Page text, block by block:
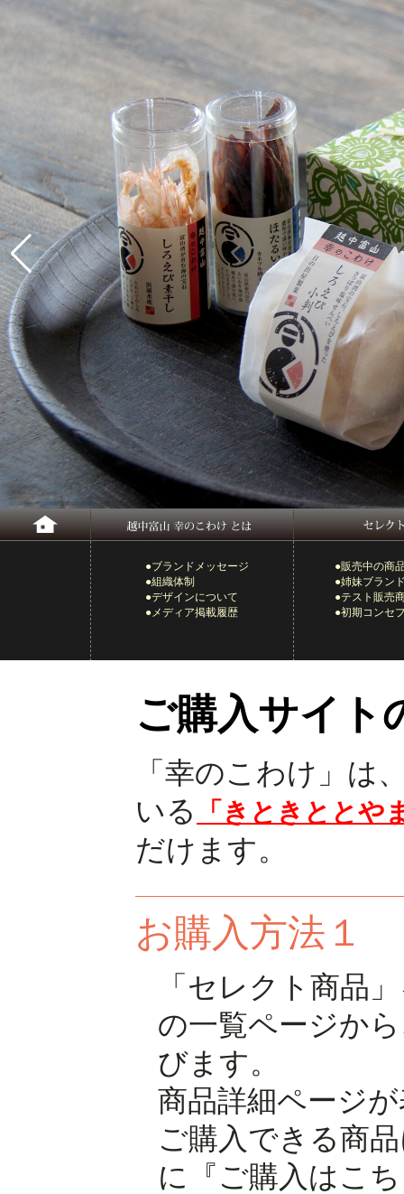
●ブランドメッセージ
●組織体制
●デザインについて
●メディア掲載履歴
●販売中の商
●姉妹ブラン
●テスト販売
●初期コンセ
ご購入サイト
「幸のこわけ」は
いる
「きときととや
だけます。
お購入方法１
「セレクト商品
の一覧ページか
びます。
商品詳細ページ
ご購入できる商
に『ご購入はこ